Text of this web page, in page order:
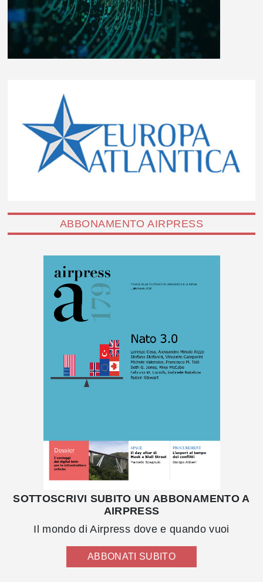
ABBONAMENTO AIRPRESS
SOTTOSCRIVI SUBITO UN ABBONAMENTO A
AIRPRESS
Il mondo di Airpress dove e quando vuoi
ABBONATI SUBITO